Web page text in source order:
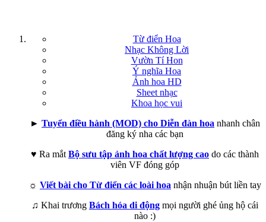
Từ điển Hoa
Nhạc Không Lời
Vườn Tí Hon
Ý nghĩa Hoa
Ảnh hoa HD
Sheet nhạc
Khoa học vui
► Tuyển điều hành (MOD) cho Diễn đàn hoa nhanh chân
đăng ký nha các bạn
♥ Ra mắt Bộ sưu tập ảnh hoa chất lượng cao do các thành
viên VF đóng góp
☼ Viết bài cho Từ điển các loài hoa nhận nhuận bút liền tay
♫ Khai trương Bách hóa di động mọi người ghé ủng hộ cái
nào :)